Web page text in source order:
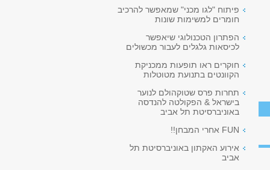
פיתוח "לגו מכני" שמאפשר להרכיב
חומרים למשימות שונות
הפתרון הטכנולוגי שיאפשר
לכיסאות גלגלים לעבור מכשולים
חוקרים ראו תופעות ממכניקת
הקוונטים בתנועת מטוטלות
תחרות פרס שטוקהולם לנוער
בישראל & הפקולטה להנדסה
באוניברסיטת תל אביב
FUN אחרי המבחן!!
אירוע האקתון באוניברסיטת תל
אביב